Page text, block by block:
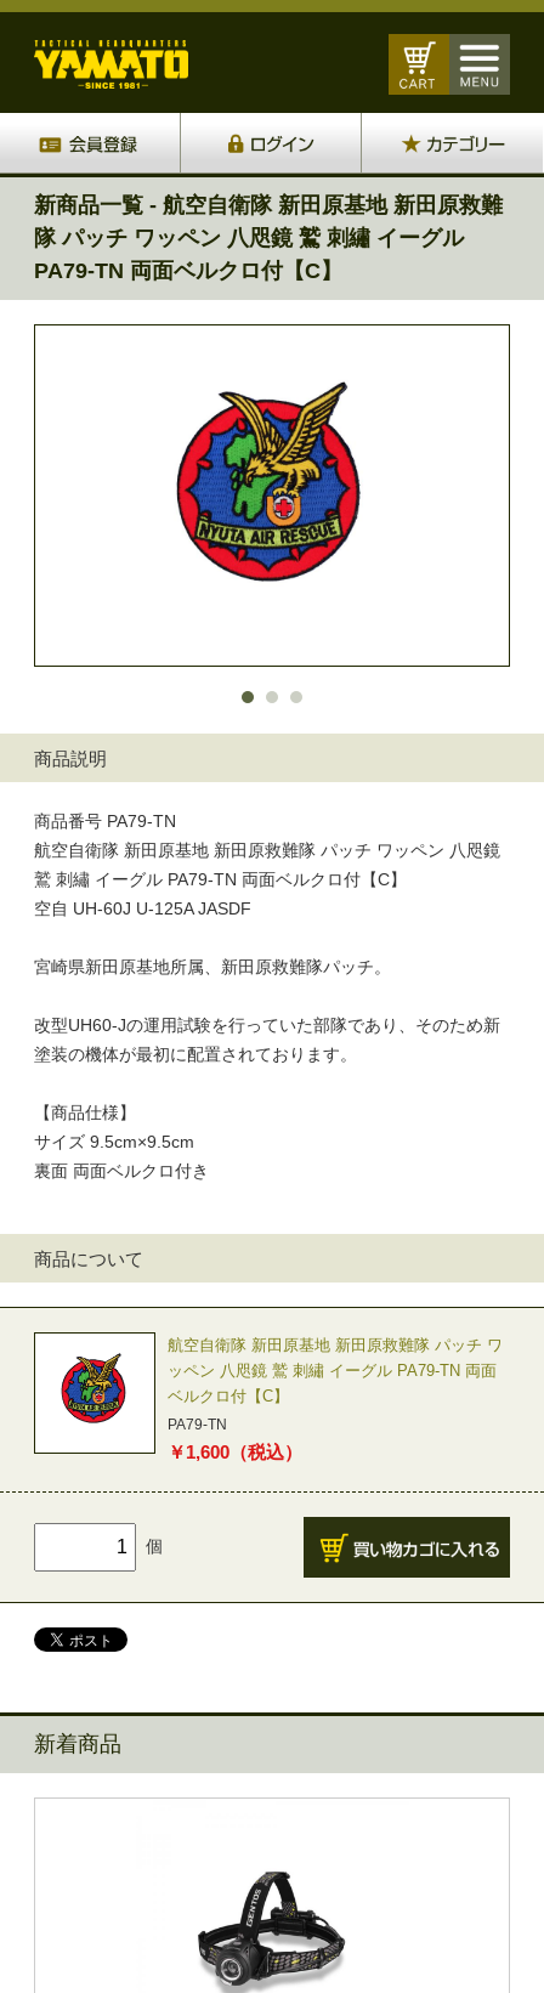
新商品一覧 - 航空自衛隊 新田原基地 新田原救難
隊 パッチ ワッペン 八咫鏡 鷲 刺繡 イーグル
PA79-TN 両面ベルクロ付【C】
商品説明
商品番号 PA79-TN
航空自衛隊 新田原基地 新田原救難隊 パッチ ワッペン 八咫鏡
鷲 刺繡 イーグル PA79-TN 両面ベルクロ付【C】
空自 UH-60J U-125A JASDF
宮崎県新田原基地所属、新田原救難隊パッチ。
改型UH60-Jの運用試験を行っていた部隊であり、そのため新
塗装の機体が最初に配置されております。
【商品仕様】
サイズ 9.5cm×9.5cm
裏面 両面ベルクロ付き
商品について
航空自衛隊 新田原基地 新田原救難隊 パッチ ワ
ッペン 八咫鏡 鷲 刺繡 イーグル PA79-TN 両面
ベルクロ付【C】
PA79-TN
￥1,600 （税込）
個
新着商品